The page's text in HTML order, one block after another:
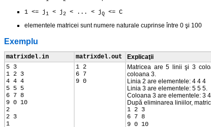
1 <= j1 < j2 < ... < jQ
<= C
elementele matricei sunt numere naturale cuprinse între 0 şi 100
Exemplu
matrixdel.in matrixdel.out
Explicaţii
5 3
1 2 3
4 4 4
5 5 5
6 7 8
9 0 10
2
2 3
1
1 2
6 7
9 0
Matricea are 5 linii şi 3
coloana 3.
Linia 2 are elementele: 4 4 4
Linia 3 are elementele: 5 5 5.
Coloana 3 are elementele: 3
După eliminarea liniilor,
1 2 3
6 7 8
9 0 10